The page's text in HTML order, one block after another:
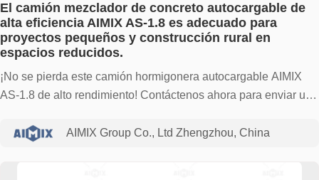
El camión mezclador de concreto autocargable de
alta eficiencia AIMIX AS-1.8 es adecuado para
proyectos pequeños y construcción rural en
espacios reducidos.
¡No se pierda este camión hormigonera autocargable AIMIX
AS-1.8 de alto rendimiento! Contáctenos ahora para enviar una
construcción. AIMIX Group Co., Ltd Zhengzhou, China